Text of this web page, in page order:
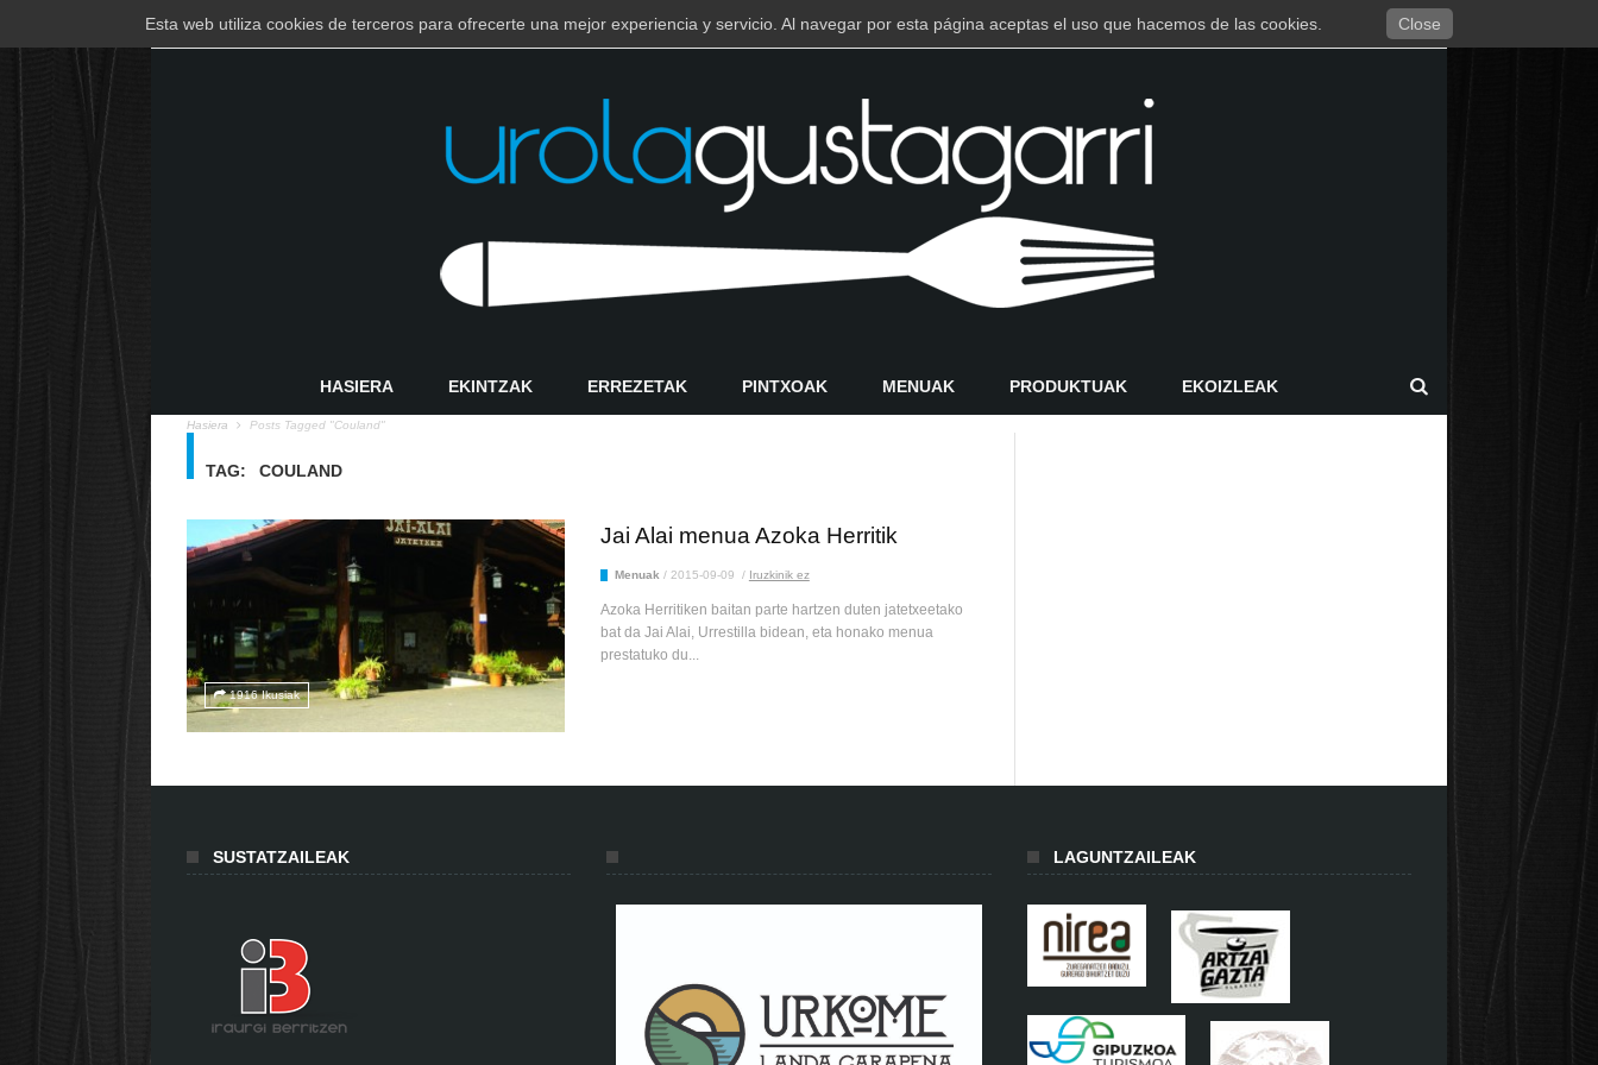
EUSKARA ESPAÑOL
HASIERA EKINTZAK ERREZETAK PINTXOAK MENUAK PRODUKTUAK EKOIZLEAK
Hasiera Posts Tagged "Couland"
TAG: COULAND
1916 Ikusiak
Jai Alai menua Azoka Herritik
Menuak / 2015-09-09 / Iruzkinik ez
Azoka Herritiken baitan parte hartzen duten jatetxeetako
bat da Jai Alai, Urrestilla bidean, eta honako menua
prestatuko du...
SUSTATZAILEAK LAGUNTZAILEAK
Esta web utiliza cookies de terceros para ofrecerte una mejor experiencia y servicio. Al navegar por esta página aceptas el uso que hacemos de las cookies. Close